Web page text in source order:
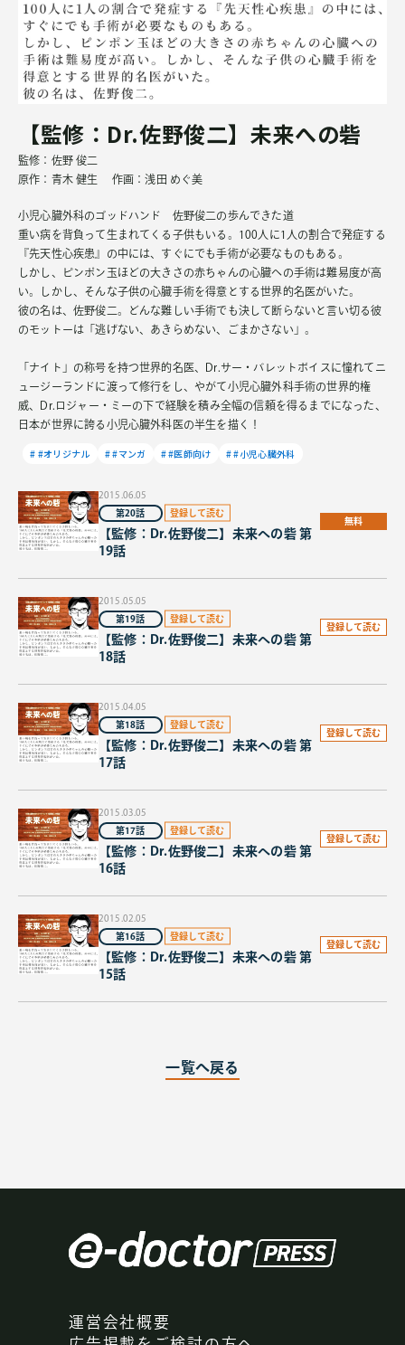
【監修：Dr.佐野俊二】未来への砦
監修：佐野 俊二
原作：青木 健生 作画：浅田 めぐ美
小児心臓外科のゴッドハンド 佐野俊二の歩んできた道
重い病を背負って生まれてくる子供もいる。100人に1人の割合で発症する
『先天性心疾患』の中には、すぐにでも手術が必要なものもある。
しかし、ピンポン玉ほどの大きさの赤ちゃんの心臓への手術は難易度が高
い。しかし、そんな子供の心臓手術を得意とする世界的名医がいた。
彼の名は、佐野俊二。どんな難しい手術でも決して断らないと言い切る彼
のモットーは「逃げない、あきらめない、ごまかさない」。
「ナイト」の称号を持つ世界的名医、Dr.サー・バレットボイスに憧れてニ
ュージーランドに渡って修行をし、やがて小児心臓外科手術の世界的権
威、Dr.ロジャー・ミーの下で経験を積み全幅の信頼を得るまでになった、
日本が世界に誇る小児心臓外科医の半生を描く！
#オリジナル #マンガ #医師向け #小児心臓外科
2015.06.05
第20話
【監修：Dr.佐野俊二】未来への砦 第
19話
無料
2015.05.05
第19話
【監修：Dr.佐野俊二】未来への砦 第
18話
登録して読む
2015.04.05
第18話
【監修：Dr.佐野俊二】未来への砦 第
17話
登録して読む
2015.03.05
第17話
【監修：Dr.佐野俊二】未来への砦 第
16話
登録して読む
2015.02.05
第16話
【監修：Dr.佐野俊二】未来への砦 第
15話
登録して読む
【監修：Dr.佐野俊二】未来への砦 第
2014.11.05
第13話
登録して読む
2014.10.05
一覧へ戻る
運営会社概要